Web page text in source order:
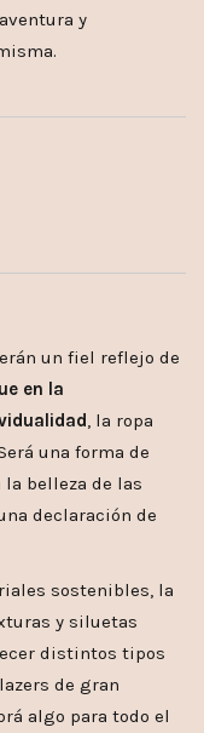
y
un fiel reflejo de
en la
, la ropa
una forma de
belleza de las
declaración de
sostenibles, la
y siluetas
distintos tipos
de gran
algo para todo el